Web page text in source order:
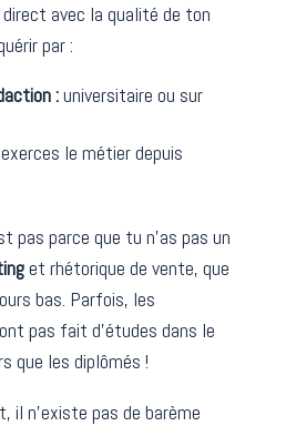
avec la qualité de ton
par :
:universitaire ou sur
le métier depuis
pas parce que tu n’as pas un
et rhétorique de vente, que
bas. Parfois, les
pas fait d’études dans le
que les diplômés !
il n’existe pas de barème